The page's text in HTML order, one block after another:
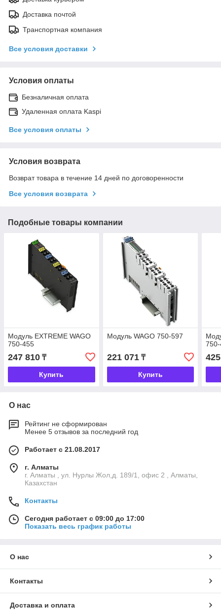
Доставка почтой
Транспортная компания
Все условия доставки
Условия оплаты
Безналичная оплата
Удаленная оплата Kaspi
Все условия оплаты
Условия возврата
Возврат товара в течение 14 дней по договоренности
Все условия возврата
Подобные товары компании
Модуль EXTREME WAGO
750-455
247 810 ₸
Купить
Модуль WAGO 750-597
221 071₸
Купить
О нас
Рейтинг не сформирован
Менее 5 отзывов за последний год
Работает с 21.08.2017
г. Алматы
г. Алматы , ул. Нурлы Жол,д. 189/1, офис 2 , Алматы,
Казахстан
Контакты
Сегодня работает с 09:00 до 17:00
Показать весь график работы
О нас
Контакты
Доставка и оплата